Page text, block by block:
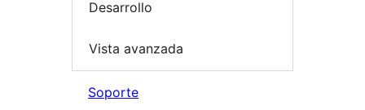
Desarrollo
Vista avanzada
Soporte